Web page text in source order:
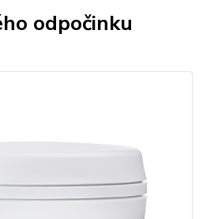
odpočinku